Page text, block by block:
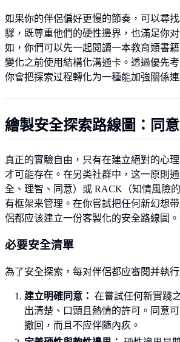
如果你的伴侶偏好更慢的節奏，可以尋
驟，既尊重他們的硬性邊界，也滿足你
如，你們可以先一起閱讀一本教育類書
變化之前使用結構化溝通卡。透過優先
你會把探索过程轉化为一種能加強關係連
繪製安全探索路線圖：同
真正的實驗自由，只有在建立絕對的心
才可能存在。在另类社群中，这一原則
全、理智、同意）或 RACK（知情風險
有框架来管理。在你嘗試把任何新幻想
侶都应该建立一份客製化的安全路線圖。
必要安全清單
為了安全探索，每对伴侶都应審閱并執
建立明確同意： 在嘗試任何新實踐
出清楚、口頭且熱情的許可。同意
撤回，而且不应伴随內疚。